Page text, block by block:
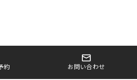
約 お問い合わせ